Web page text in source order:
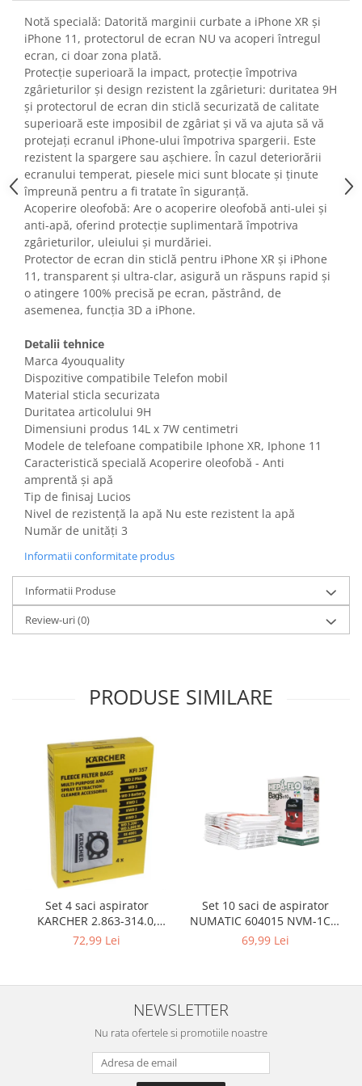
Ingrijire Locuinta
Purificatoare de aer
Fashion
Bijuterii
Ceasuri barbatesti
Ceasuri dama
Cutii, curele si accesorii ceasuri
Genti si accesorii barbati
Genti si accesorii femei
Imbracaminte barbati
Imbracaminte femei
Imbracaminte si Incaltaminte copii
Incaltaminte barbati
Incaltaminte femei
Ochelari de vedere
Gaming, Carti & Birotica
Birotica & Papetarie
Console, Jocuri & Accesorii
Ingrijire personala & Cosmetice
Accesorii aparate de ras electrice
Accesorii aparate hair styling
Aparate & Accesorii ingrijire
personala
Articole Sanatate si Wellness
Consumabile sanitare
Cosmetice si produse ingrijire
personala
Camera copilului
Jucarii si Jocuri
Maternitate
Petshop
Accesorii animale de companie
Acvaristica
Castroane si adapatori animale
Igiena animale de companie
Mobila si transport animale de
companie
Zgarzi, lese si hamuri
Componente PC
Desktop PC & Monitoare
Imprimante, Scanere &
Notă specială: Datorită marginii curbate a iPhone XR și
iPhone 11, protectorul de ecran NU va acoperi întregul
ecran, ci doar zona plată.
Protecție superioară la impact, protecție împotriva
zgârieturilor și design rezistent la zgârieturi: duritatea 9H
și protectorul de ecran din sticlă securizată de calitate
superioară este imposibil de zgâriat și vă va ajuta să vă
protejați ecranul iPhone-ului împotriva spargerii. Este
rezistent la spargere sau așchiere. În cazul deteriorării
ecranului temperat, piesele mici sunt blocate și ținute
împreună pentru a fi tratate în siguranță.
Acoperire oleofobă: Are o acoperire oleofobă anti-ulei și
anti-apă, oferind protecție suplimentară împotriva
zgârieturilor, uleiului și murdăriei.
Protector de ecran din sticlă pentru iPhone XR și iPhone
11, transparent și ultra-clar, asigură un răspuns rapid și
o atingere 100% precisă pe ecran, păstrând, de
asemenea, funcția 3D a iPhone.
Detalii tehnice
Marca 4youquality
Dispozitive compatibile Telefon mobil
Material sticla securizata
Duritatea articolului 9H
Dimensiuni produs 14L x 7W centimetri
Modele de telefoane compatibile Iphone XR, Iphone 11
Caracteristică specială Acoperire oleofobă - Anti
amprentă și apă
Tip de finisaj Lucios
Nivel de rezistență la apă Nu este rezistent la apă
Număr de unități 3
Informatii conformitate produs
Informatii Produse
Review-uri(0)
PRODUSE SIMILARE
Set 4 saci aspirator
KARCHER 2.863-314.0,
compatibil cu WD, KWD, SE
72,99 Lei
Set 10 saci de aspirator
NUMATIC 604015 NVM-1CH,
9L
69,99 Lei
NEWSLETTER
Nu rata ofertele si promotiile noastre